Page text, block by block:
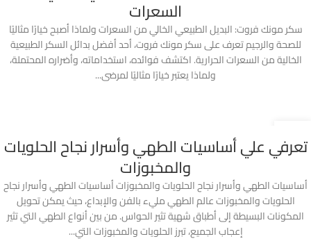
السعرات
سكر مونك فروت: البديل الطبيعي الخالي من السعرات ولماذا أصبح خيارًا مثاليًا
للصحة والرجيم تعرف على سكر مونك فروت، أحد أفضل بدائل السكر الطبيعية
الخالية من السعرات الحرارية. اكتشف فوائده، استخداماته، وأضراره المحتملة،
ولماذا يعتبر خيارًا مثاليًا لمرضى...
18أبريل
تعرفي علي أساسيات الطهي وأسرار نجاح الحلويات
والمخبوزات
أساسيات الطهي وأسرار نجاح الحلويات والمخبوزات أساسيات الطهي وأسرار نجاح
الحلويات والمخبوزات عالم الطهي مليء بالفن والإبداع، حيث يمكن تحويل
المكونات البسيطة إلى أطباق شهية تثير الحواس. من بين أنواع الطهي التي تثير
إعجاب الجميع، تبرز الحلويات والمخبوزات التي...